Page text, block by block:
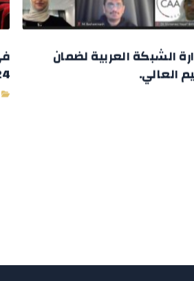
الشبكة العربية لضمان
العالي. 2024